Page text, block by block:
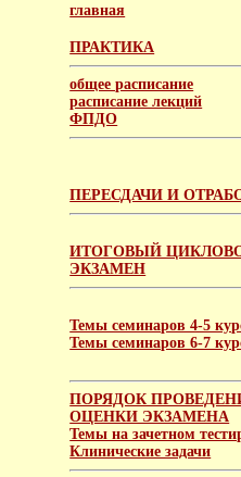
главная
ПРАКТИКА
общее расписание
расписание лекций
ФПДО
ПЕРЕСДАЧИ И
ИТОГОВЫЙ
ЭКЗАМЕН
Темы семинаров 4-5
Темы семинаров 6-7
ПОРЯДОК
ОЦЕНКИ ЭКЗАМЕНА
Темы на зачетном
Клинические задачи